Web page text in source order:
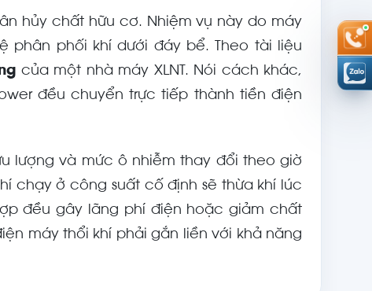
hủy chất hữu cơ. Nhiệm vụ này do máy
phân phối khí dưới đáy bể. Theo tài liệu
của một nhà máy XLNT. Nói cách khác,
đều chuyển trực tiếp thành tiền điện
lượng và mức ô nhiễm thay đổi theo giờ
chạy ở công suất cố định sẽ thừa khí lúc
đều gây lãng phí điện hoặc giảm chất
máy thổi khí phải gắn liền với khả năng